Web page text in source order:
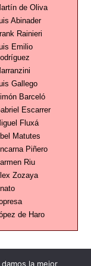
de Oliva
Abinader
Rainieri
Emilio
Gallego
Barceló
Escarrer
Fluxá
Matutes
Piñero
Riu
Zozaya
de Haro
la mejor